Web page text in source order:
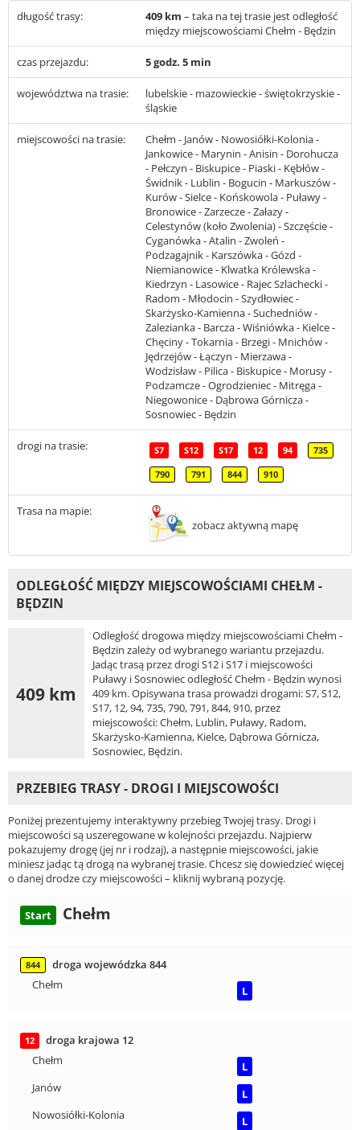
długość trasy: 409 km – taka na tej trasie jest odległość
między miejscowościami Chełm - Będzin
czas przejazdu: 5 godz. 5 min
województwa na trasie:
lubelskie - mazowieckie - świętokrzyskie -
śląskie
miejscowości na trasie:
Chełm - Janów - Nowosiółki-Kolonia -
Jankowice - Marynin - Anisin - Dorohucza
- Pełczyn - Biskupice - Piaski - Kębłów -
Świdnik - Lublin - Bogucin - Markuszów -
Kurów - Sielce - Końskowola - Puławy -
Bronowice - Zarzecze - Załazy -
Celestynów (koło Zwolenia) - Szczęście -
Cyganówka - Atalin - Zwoleń -
Podzagajnik - Karszówka - Gózd -
Niemianowice - Klwatka Królewska -
Kiedrzyn - Lasowice - Rajec Szlachecki -
Radom - Młodocin - Szydłowiec -
Skarżysko-Kamienna - Suchedniów -
Zalezianka - Barcza - Wiśniówka - Kielce -
Chęciny - Tokarnia - Brzegi - Mnichów -
Jędrzejów - Łączyn - Mierzawa -
Wodzisław - Pilica - Biskupice - Morusy -
Podzamcze - Ogrodzieniec - Mitręga -
Niegowonice - Dąbrowa Górnicza -
Sosnowiec - Będzin
drogi na trasie: S7 S12 S17 12 94 735
790 791 844 910
Trasa na mapie:
zobacz aktywną mapę
ODLEGŁOŚĆ MIĘDZY MIEJSCOWOŚCIAMI CHEŁM -
BĘDZIN
409 km
Odległość drogowa między miejscowościami Chełm -
Będzin zależy od wybranego wariantu przejazdu.
Jadąc trasą przez drogi S12 i S17 i miejscowości
Puławy i Sosnowiec odległość Chełm - Będzin wynosi
409 km. Opisywana trasa prowadzi drogami: S7, S12,
S17, 12, 94, 735, 790, 791, 844, 910, przez
miejscowości: Chełm, Lublin, Puławy, Radom,
Skarżysko-Kamienna, Kielce, Dąbrowa Górnicza,
Sosnowiec, Będzin.
PRZEBIEG TRASY - DROGI I MIEJSCOWOŚCI
Poniżej prezentujemy interaktywny przebieg Twojej trasy. Drogi i
miejscowości są uszeregowane w kolejności przejazdu. Najpierw
pokazujemy drogę (jej nr i rodzaj), a następnie miejscowości, jakie
miniesz jadąc tą drogą na wybranej trasie. Chcesz się dowiedzieć więcej
o danej drodze czy miejscowości – kliknij wybraną pozycję.
Start Chełm
844
droga wojewódzka 844
Chełm
L
12
droga krajowa 12
Chełm
L
Janów
L
Nowosiółki-Kolonia
L